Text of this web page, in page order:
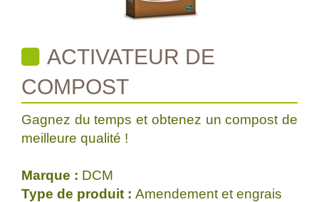
ACTIVATEUR DE
COMPOST
Gagnez du temps et obtenez un compost de
meilleure qualité !
Marque : DCM
Type de produit : Amendement et engrais